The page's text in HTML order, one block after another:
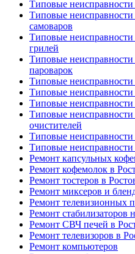
Типовые
Типовые неисправности
самоваров
Типовые
грилей
Типовые
пароварок
Типовые
Типовые
Типовые
Типовые
очистителей
Типовые
Типовые
Ремонт капсульных
Ремонт кофемолок в
Ремонт тостеров в
Ремонт миксеров и
Ремонт телевизионных
Ремонт стабилизаторов
Ремонт СВЧ печей в
Ремонт телевизоров в
Ремонт компьютеров